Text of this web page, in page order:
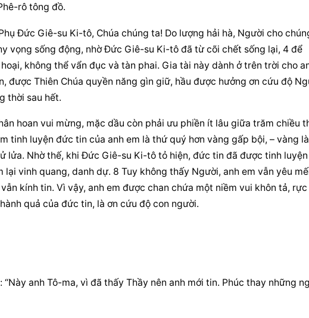
rô tông đồ.
Đức Giê-su Ki-tô, Chúa chúng ta! Do lượng hải hà, Người cho
vọng sống động, nhờ Đức Giê-su Ki-tô đã từ cõi chết sống lại, 4 để
không thể vẩn đục và tàn phai. Gia tài này dành ở trên trời cho
được Thiên Chúa quyền năng gìn giữ, hầu được hưởng ơn cứu độ
thời sau hết.
hoan vui mừng, mặc dầu còn phải ưu phiền ít lâu giữa trăm chiều
tinh luyện đức tin của anh em là thứ quý hơn vàng gấp bội, – vàng là
lửa. Nhờ thế, khi Đức Giê-su Ki-tô tỏ hiện, đức tin đã được tinh
lại vinh quang, danh dự. 8 Tuy không thấy Người, anh em vẫn yêu
kính tin. Vì vậy, anh em được chan chứa một niềm vui khôn tả, rực
quả của đức tin, là ơn cứu độ con người.
anh Tô-ma, vì đã thấy Thầy nên anh mới tin. Phúc thay những